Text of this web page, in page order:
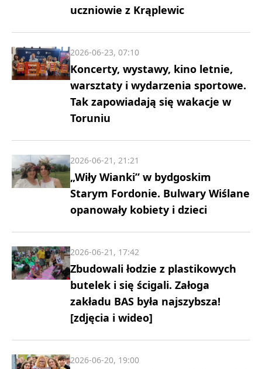
uczniowie z Krąplewic
Koncerty, wystawy, kino letnie,
warsztaty i wydarzenia sportowe.
Tak zapowiadają się wakacje w
Toruniu
2026-06-23, 07:10
„Wiły Wianki” w bydgoskim
Starym Fordonie. Bulwary Wiślane
opanowały kobiety i dzieci
2026-06-21, 21:21
Zbudowali łodzie z plastikowych
butelek i się ścigali. Załoga
zakładu BAS była najszybsza!
[zdjęcia i wideo]
2026-06-21, 17:42
2026-06-20, 19:00